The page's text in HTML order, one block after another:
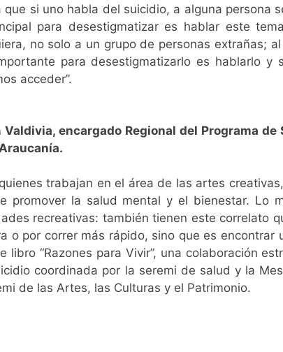
que si uno habla del suicidio, a alguna persona
para desestigmatizar es hablar este
no solo a un grupo de personas extrañas;
para desestigmatizarlo es hablarlo
acceder”.
Valdivia, encargado Regional del Programa de
trabajan en el área de las artes
promover la salud mental y el bienestar. Lo
recreativas: también tienen este correlato
o por correr más rápido, sino que es
libro “Razones para Vivir”, una colaboración
coordinada por la seremi de salud y la
de las Artes, las Culturas y el Patrimonio.